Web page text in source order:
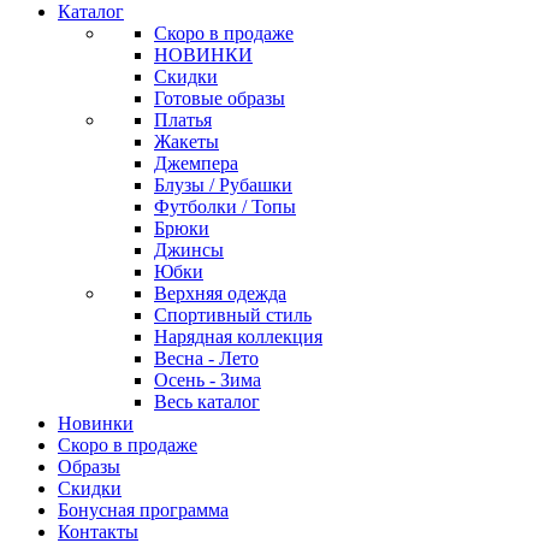
Каталог
Скоро в продаже
НОВИНКИ
Скидки
Готовые образы
Платья
Жакеты
Джемпера
Блузы / Рубашки
Футболки / Топы
Брюки
Джинсы
Юбки
Верхняя одежда
Спортивный стиль
Нарядная коллекция
Весна - Лето
Осень - Зима
Весь каталог
Новинки
Скоро в продаже
Образы
Скидки
Бонусная программа
Контакты